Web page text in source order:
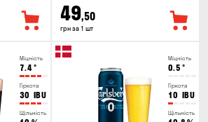
49,50
грн за 1 шт
Міцність
7.4°
Гіркота
30 IBU
Щільність
Міцність
0.5 °
Гіркота
10 IBU
Щільність